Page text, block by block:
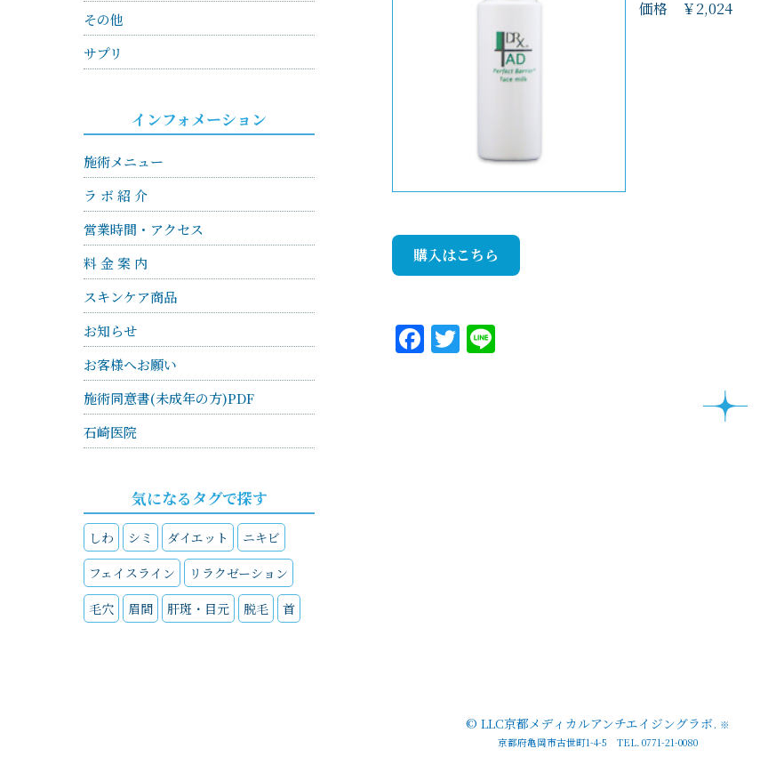
価格 ￥2,024
購入はこちら
Facebook
Twitter
その他
サプリ
インフォメーション
施術メニュー
ラ ボ 紹 介
営業時間・アクセス
料 金 案 内
スキンケア商品
お知らせ
お客様へお願い
施術同意書(未成年の方)PDF
石崎医院
気になるタグで探す
しわ シミ ダイエット
ニキビ
フェイスライン
リラクゼーション
毛穴
眉間 肝斑・目元 脱毛 首
© LLC京都メディカルアンチエイジングラボ. ※
京都府亀岡市古世町1-4-5 TEL. 0771-21-0080